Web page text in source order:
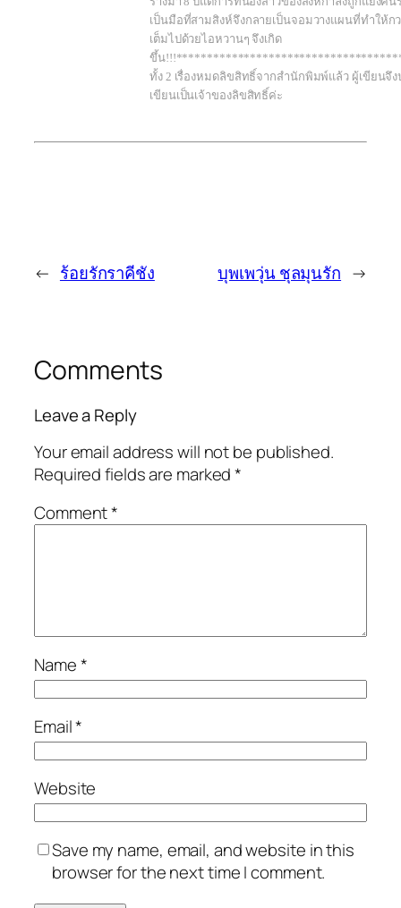
เป็นมือที่สามสิงห์จึงกลายเป็นจอมวางแผนที่ทำให้ก
เต็มไปด้วยไอหวานๆ จึงเกิด
ขึ้น
ทั้ง 2 เรื่องหมดลิขสิทธิ์จากสำนักพิมพ์แล้ว ผู้เขียนจึ
เขียนเป็นเจ้าของลิขสิทธิ์ค่ะ
← ร้อยรักราคีชัง บุพเพวุ่น ชุลมุนรัก →
Comments
Leave a Reply
Your email address will not be published.
Required fields are marked*
Comment*
Name*
Email*
Website
Save my name, email, and website in this
browser for the next time I comment.